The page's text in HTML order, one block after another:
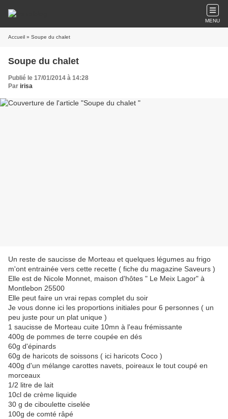
MENU
Accueil » Soupe du chalet
Soupe du chalet
Publié le 17/01/2014 à 14:28
Par irisa
Un reste de saucisse de Morteau et quelques légumes au frigo
m'ont entrainée vers cette recette ( fiche du magazine Saveurs )
Elle est de Nicole Monnet, maison d'hôtes " Le Meix Lagor" à
Montlebon 25500
Elle peut faire un vrai repas complet du soir
Je vous donne ici les proportions initiales pour 6 personnes ( un
peu juste pour un plat unique )
1 saucisse de Morteau cuite 10mn à l'eau frémissante
400g de pommes de terre coupée en dés
60g d'épinards
60g de haricots de soissons ( ici haricots Coco )
400g d'un mélange carottes navets, poireaux le tout coupé en
morceaux
1/2 litre de lait
10cl de crème liquide
30 g de ciboulette ciselée
100g de comté râpé